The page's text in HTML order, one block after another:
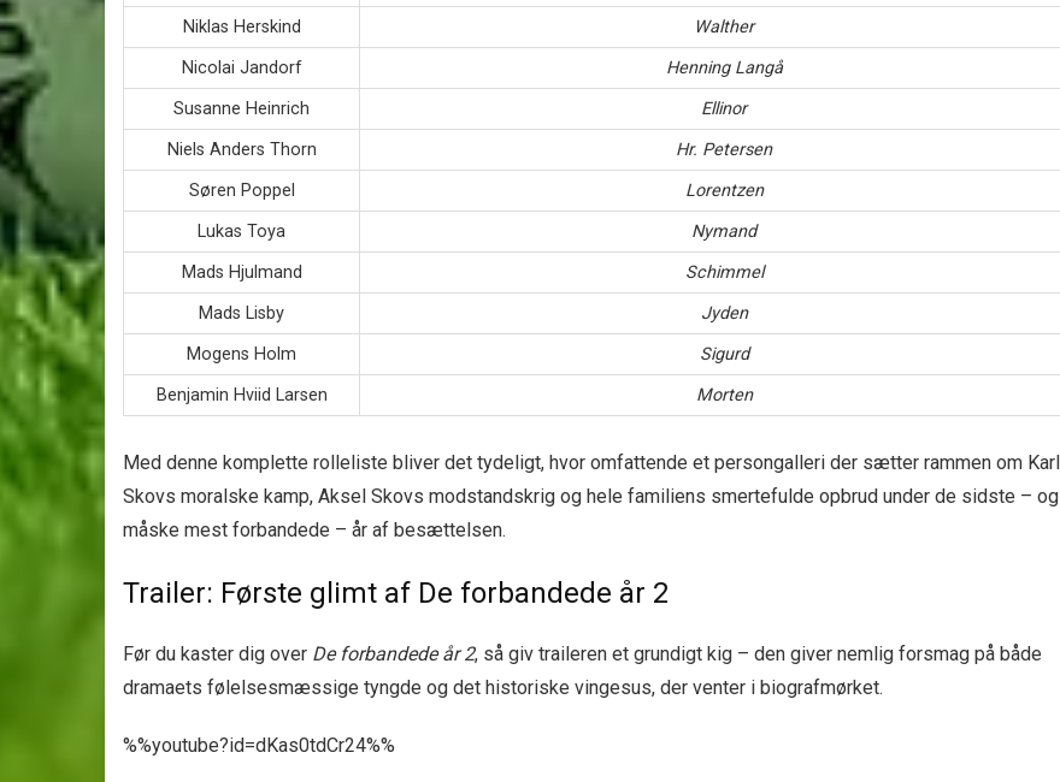
Niklas Herskind
Walther
Nicolai Jandorf
Henning Langå
Susanne Heinrich
Ellinor
Niels Anders Thorn
Hr. Petersen
Søren Poppel
Lorentzen
Lukas Toya
Nymand
Mads Hjulmand
Schimmel
Mads Lisby
Jyden
Mogens Holm
Sigurd
Benjamin Hviid Larsen
Morten
Med denne komplette rolleliste bliver det tydeligt, hvor omfattende et persongalleri der sætter rammen om Karl
Skovs moralske kamp, Aksel Skovs modstandskrig og hele familiens smertefulde opbrud under de sidste – og
måske mest forbandede – år af besættelsen.
Trailer: Første glimt af De forbandede år 2
Før du kaster dig over De forbandede år 2, så giv traileren et grundigt kig – den giver nemlig forsmag på både
dramaets følelsesmæssige tyngde og det historiske vingesus, der venter i biografmørket.
%%youtube?id=dKas0tdCr24%%